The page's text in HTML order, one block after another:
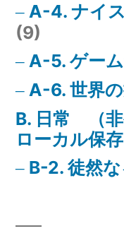
A-4. ナイ
(9)
A-5. ゲー
A-6. 世界
B. 日常 （非
ローカル保存
B-2. 徒然